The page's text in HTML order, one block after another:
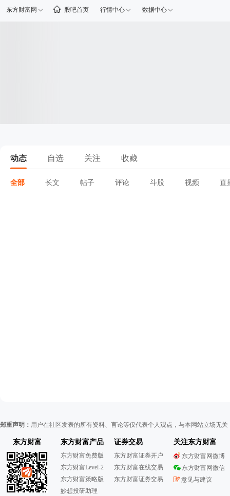
东方财富网 股吧首页 行情中心 数据中心
动态 自选 关注 收藏
全部 长文 帖子 评论 斗股 视频 直
郑重声明： 用户在社区发表的所有资料、言论等仅代表个人观点，与本网站立场无
东方财富 东方财富产品
东方财富免费版
东方财富Level-2
东方财富策略版
妙想投研助理
证券交易
东方财富证券开户
东方财富在线交易
东方财富证券交易
关注东方财富
东方财富网微博
东方财富网微信
意见与建议